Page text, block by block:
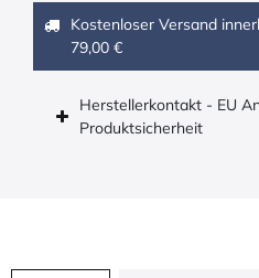
Kostenloser Versand
79,00 €
Herstellerkontakt - EU
Produktsicherheit